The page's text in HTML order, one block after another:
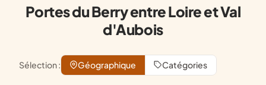
Portes du Berry entre Loire et Val
d'Aubois
Sélection : Géographique Catégories